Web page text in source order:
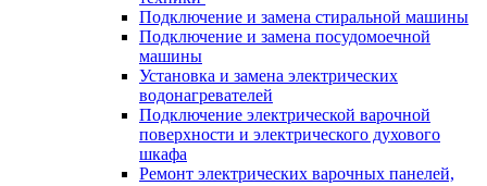
Подключение и замена стиральной машины
Подключение и замена посудомоечной
машины
Установка и замена электрических
водонагревателей
Подключение электрической варочной
поверхности и электрического духового
шкафа
Ремонт электрических варочных панелей,